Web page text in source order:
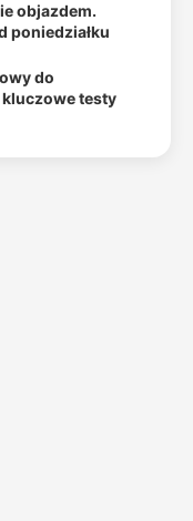
objazdem.
poniedziałku
do
testy